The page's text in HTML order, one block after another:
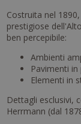
Costruita nel
prestigiose
ben percepibile:
Ambienti
Pavimenti
Elementi in
Dettagli esclusivi,
Herrmann (dal